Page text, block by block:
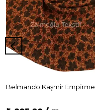
Belmando Kaşmir Empirme